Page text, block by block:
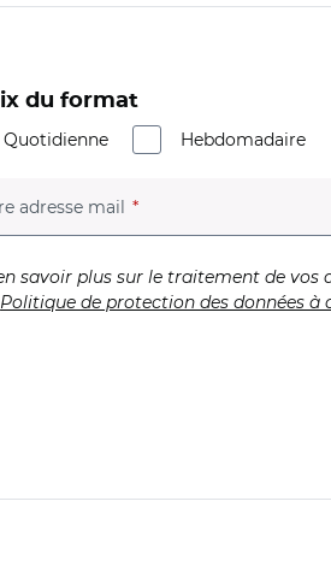
du format
Quotidienne
Hebdomadaire
adresse mail (champ obligatoire)
savoir plus sur le traitement de vos
Politique de protection des données à